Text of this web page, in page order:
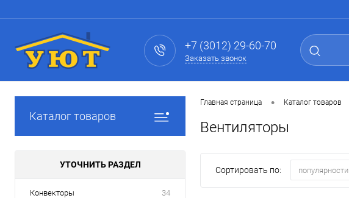
+7 (3012) 29-60-70
Заказать звонок
Каталог товаров
УТОЧНИТЬ РАЗДЕЛ
Конвекторы 34
Главная страница • Каталог товаров
Вентиляторы
Сортировать по: популярности